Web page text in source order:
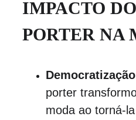
IMPACTO
PORTER NA
porter
moda ao torná-